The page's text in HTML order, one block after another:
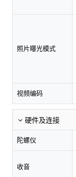
照片曝光模式
视频编码
硬件及连接
陀螺仪
收音